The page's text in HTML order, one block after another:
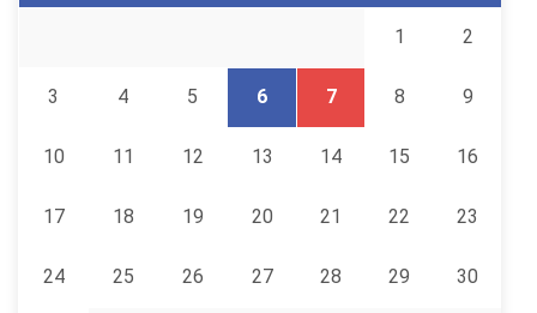
1 2
3 4 5 6 7 8 9
10 11 12 13 14 15 16
17 18 19 20 21 22 23
24 25 26 27 28 29 30